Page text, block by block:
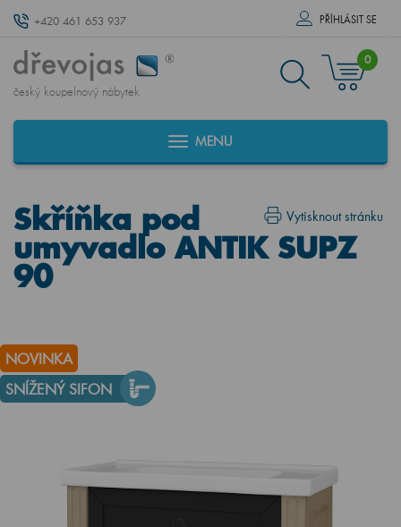
+420 461 653 937 PŘÍHLÁSIT SE
český koupelnový nábytek
0
MENU
Vytisknout stránku
Skříňka pod
umyvadlo ANTIK SUPZ
90
NOVINKA
SNÍŽENÝ SIFON